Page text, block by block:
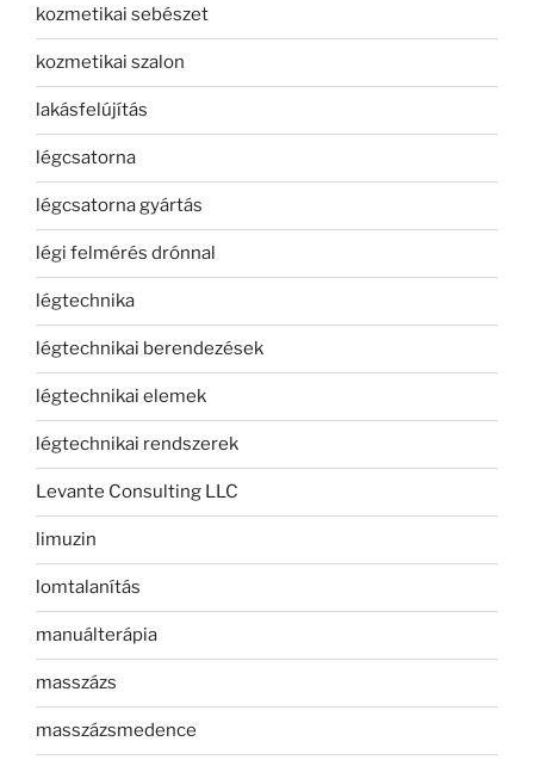
kozmetikai sebészet
kozmetikai szalon
lakásfelújítás
légcsatorna
légcsatorna gyártás
légi felmérés drónnal
légtechnika
légtechnikai berendezések
légtechnikai elemek
légtechnikai rendszerek
Levante Consulting LLC
limuzin
lomtalanítás
manuálterápia
masszázs
masszázsmedence